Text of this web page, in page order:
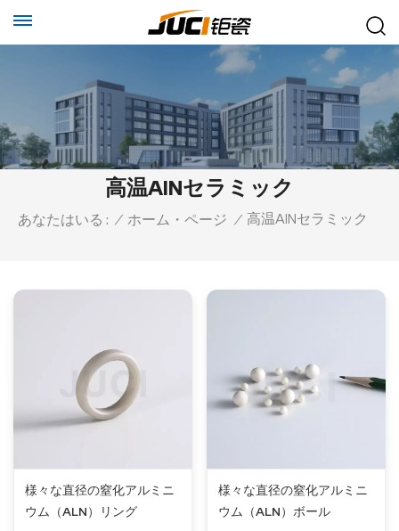
高温AlNセラミック
あなたはいる : / ホーム・ページ / 高温AlNセラミック
様々な直径の窒化アルミニ
ウム（ALN）リング
様々な直径の窒化アルミニ
ウム（ALN）ボール